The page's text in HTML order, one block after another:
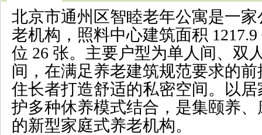
北京市通州区智睦老年公寓是一
老机构，照料中心建筑面积
位 26 张。主要户型为单人间、双
间，在满足养老建筑规范要求的
住长者打造舒适的私密空间。以
护多种休养模式结合，是集颐养
的新型家庭式养老机构。